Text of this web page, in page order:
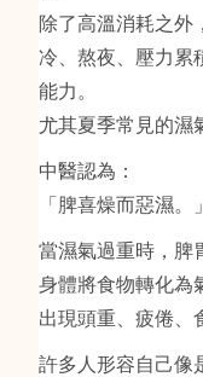
除了高溫消耗之外
冷、熬夜、壓力累
能力。
尤其夏季常見的濕
中醫認為：
「脾喜燥而惡濕。」
當濕氣過重時，脾
身體將食物轉化為
出現頭重、疲倦、
許多人形容自己像